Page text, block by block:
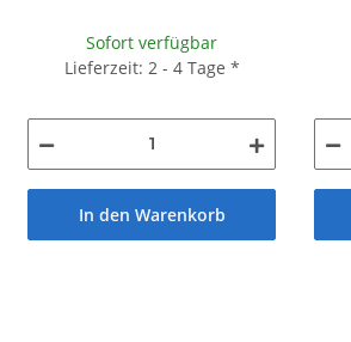
Sofort verfügbar
Lieferzeit: 2 - 4 Tage *
In den Warenkorb